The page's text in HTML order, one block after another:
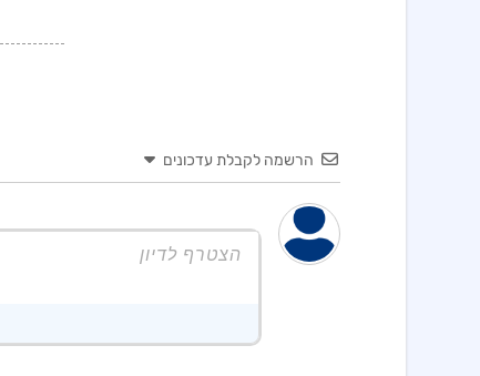
הרשמה לקבלת עדכונים